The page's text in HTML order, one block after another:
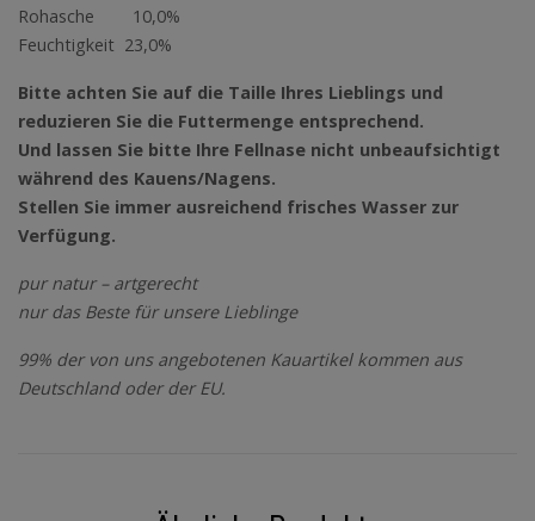
Rohasche 10,0%
Feuchtigkeit 23,0%
Bitte achten Sie auf die Taille Ihres Lieblings und
reduzieren Sie die Futtermenge entsprechend.
Und lassen Sie bitte Ihre Fellnase nicht unbeaufsichtigt
während des Kauens/Nagens.
Stellen Sie immer ausreichend frisches Wasser zur
Verfügung.
pur natur – artgerecht
nur das Beste für unsere Lieblinge
99% der von uns angebotenen Kauartikel kommen aus
Deutschland oder der EU.